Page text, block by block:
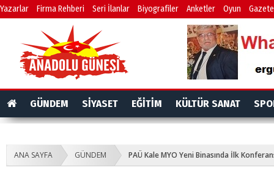
Yazarlar Firma Rehberi Seri İlanlar Biyografiler Anketler Oyun
GÜNDEM SİYASET EĞİTİM KÜLTÜR SANAT
ANA SAYFA GÜNDEM PAÜ Kale MYO Yeni Binasında İlk